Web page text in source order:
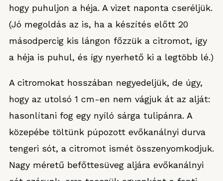
hogy puhuljon a héja. A vizet naponta cseréljük.
(Jó megoldás az is, ha a készítés előtt 20
másodpercig kis lángon főzzük a citromot, így
a héja is puhul, és így nyerhető ki a legtöbb lé.)
A citromokat hosszában negyedeljük, de úgy,
hogy az utolsó 1 cm-en nem vágjuk át az alját:
hasonlítani fog egy nyíló sárga tulipánra. A
közepébe töltünk púpozott evőkanálnyi durva
tengeri sót, a citromot ismét összenyomkodjuk.
Nagy méretű befőttesüveg aljára evőkanálnyi